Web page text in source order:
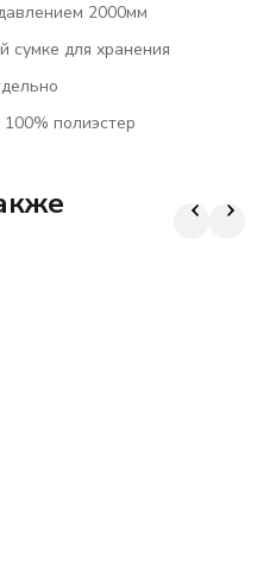
2000мм
сумке для хранения
полиэстер